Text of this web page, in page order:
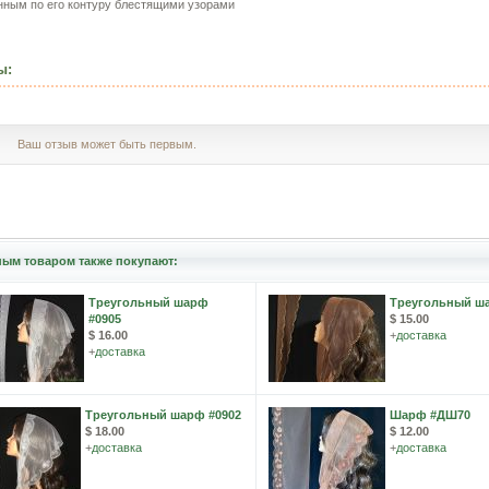
по его контуру блестящими узорами
Ваш отзыв может быть первым.
товаром также покупают:
Треугольный шарф
#0905
$ 16.00
+доставка
Треугольный
$ 15.00
+доставка
Треугольный шарф #0902
$ 18.00
+доставка
Шарф #ДШ70
$ 12.00
+доставка